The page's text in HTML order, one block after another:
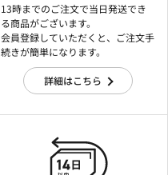
13時までのご注文で当日発送でき
る商品がございます。
会員登録していただくと、ご注文手
続きが簡単になります。
詳細はこちら